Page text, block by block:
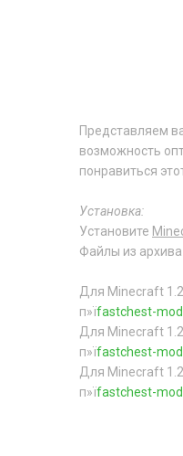
Представляем
возможность
понравиться
Установка:
Установите
Файлы из
Для Minecraft
п»їfastchest-
Для Minecraft
п»їfastchest-
Для Minecraft
п»їfastchest-